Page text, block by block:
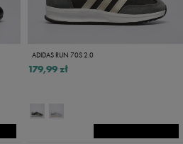
ADIDAS RUN 70S 2.0
179,99 zł